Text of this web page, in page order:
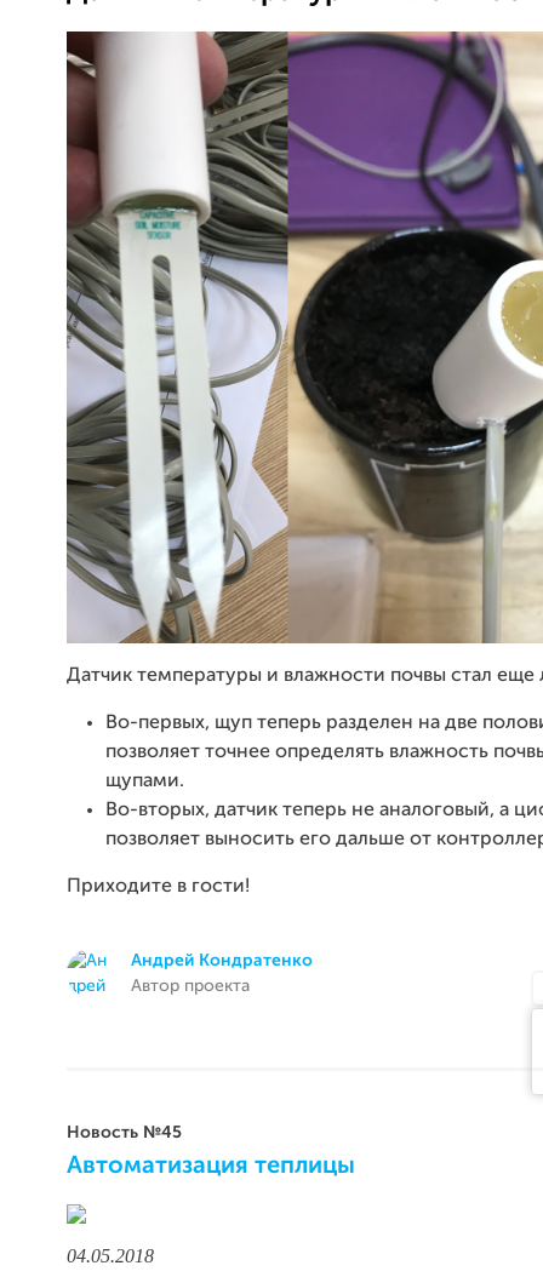
Датчик температуры и влажности почвы стал еще
Во-первых, щуп теперь разделен на две
позволяет точнее определять влажность
щупами.
Во-вторых, датчик теперь не аналоговый, а
позволяет выносить его дальше от
Приходите в гости!
Андрей Кондратенко
Автор проекта
Новость №45
Автоматизация теплицы
04.05.2018